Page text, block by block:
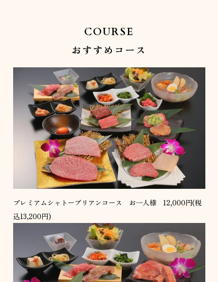
COURSE
おすすめコース
プレミアムシャトーブリアンコース お一人様 12,000円(税
込13,200円)